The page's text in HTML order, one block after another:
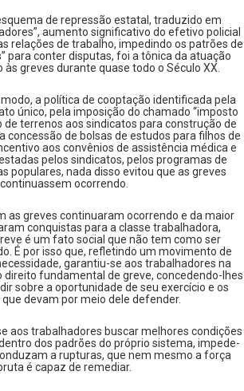
de repressão estatal, traduzido em
aumento significativo do efetivo policial
relações de trabalho, impedindo os patrões de
para conter disputas, foi a tônica da atuação
greves durante quase todo o Século XX.
a política de cooptação identificada pela
único, pela imposição do chamado “imposto
de terrenos aos sindicatos para construção de
concessão de bolsas de estudos para filhos de
aos convênios de assistência médica e
pelos sindicatos, pelos programas de
populares, nada disso evitou que as greves
continuassem ocorrendo.
as greves continuaram ocorrendo e da maior
conquistas para a classe trabalhadora,
é um fato social que não tem como ser
É por isso que, refletindo um movimento de
garantiu-se aos trabalhadores na
direito fundamental de greve, concedendo-lhes
sobre a oportunidade de seu exercício e os
devam por meio dele defender.
aos trabalhadores buscar melhores condições
dos padrões do próprio sistema, impede-
a rupturas, que nem mesmo a força
é capaz de remediar.